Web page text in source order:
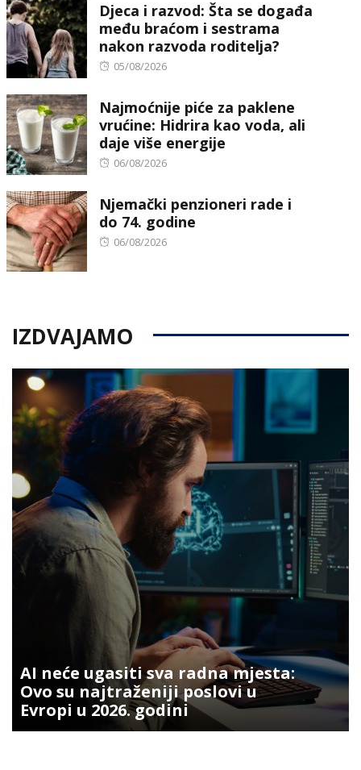
Djeca i razvod: Šta se događa
među braćom i sestrama
nakon razvoda roditelja?
Posted
05/08/2026
Najmoćnije piće za paklene
vrućine: Hidrira kao voda, ali
daje više energije
Posted
06/08/2026
Njemački penzioneri rade i
do 74. godine
Posted
06/08/2026
IZDVAJAMO
AI neće ugasiti sva radna mjesta:
Ovo su najtraženiji poslovi u
Evropi u 2026. godini